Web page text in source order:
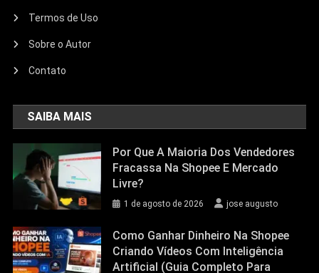
Termos de Uso
Sobre o Autor
Contato
SAIBA MAIS
Por Que A Maioria Dos Vendedores
Fracassa Na Shopee E Mercado
Livre?
1 de agosto de 2026 jose augusto
Como Ganhar Dinheiro Na Shopee
Criando Vídeos Com Inteligência
Artificial (Guia Completo Para